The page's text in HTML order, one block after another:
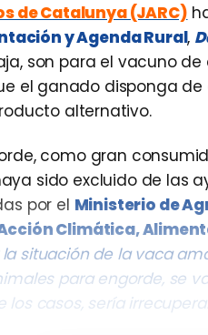
de Catalunya (JARC)
y Agenda Rural,
son para el vacuno de
el ganado disponga
alternativo.
como gran
sido excluido de las
por el Ministerio de
Climática,
la situación de la vaca
para engorde, se
casos, sería